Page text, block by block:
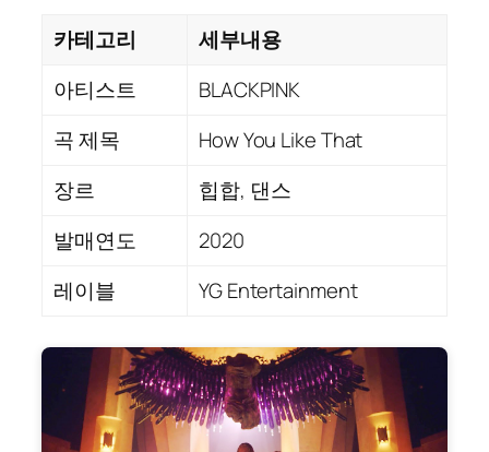
카테고리
세부내용
아티스트
BLACKPINK
곡 제목
How You Like That
장르
힙합, 댄스
발매연도
2020
레이블
YG Entertainment